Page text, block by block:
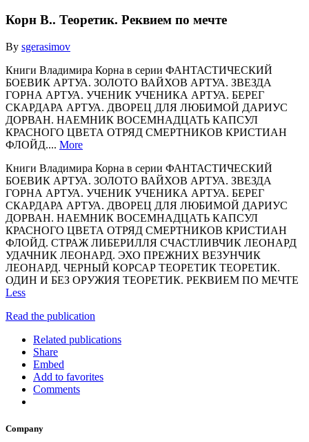
Корн В.. Теоретик. Реквием по мечте
By sgerasimov
Книги Владимира Корна в серии ФАНТАСТИЧЕСКИЙ
БОЕВИК АРТУА. ЗОЛОТО ВАЙХОВ АРТУА. ЗВЕЗДА
ГОРНА АРТУА. УЧЕНИК УЧЕНИКА АРТУА. БЕРЕГ
СКАРДАРА АРТУА. ДВОРЕЦ ДЛЯ ЛЮБИМОЙ ДАРИУС
ДОРВАН. НАЕМНИК ВОСЕМНАДЦАТЬ КАПСУЛ
КРАСНОГО ЦВЕТА ОТРЯД СМЕРТНИКОВ КРИСТИАН
ФЛОЙД.... More
Книги Владимира Корна в серии ФАНТАСТИЧЕСКИЙ
БОЕВИК АРТУА. ЗОЛОТО ВАЙХОВ АРТУА. ЗВЕЗДА
ГОРНА АРТУА. УЧЕНИК УЧЕНИКА АРТУА. БЕРЕГ
СКАРДАРА АРТУА. ДВОРЕЦ ДЛЯ ЛЮБИМОЙ ДАРИУС
ДОРВАН. НАЕМНИК ВОСЕМНАДЦАТЬ КАПСУЛ
КРАСНОГО ЦВЕТА ОТРЯД СМЕРТНИКОВ КРИСТИАН
ФЛОЙД. СТРАЖ ЛИБЕРИЛЛЯ СЧАСТЛИВЧИК ЛЕОНАРД
УДАЧНИК ЛЕОНАРД. ЭХО ПРЕЖНИХ ВЕЗУНЧИК
ЛЕОНАРД. ЧЕРНЫЙ КОРСАР ТЕОРЕТИК ТЕОРЕТИК.
ОДИН И БЕЗ ОРУЖИЯ ТЕОРЕТИК. РЕКВИЕМ ПО МЕЧТЕ
Less
Read the publication
Related publications
Share
Embed
Add to favorites
Comments
Company